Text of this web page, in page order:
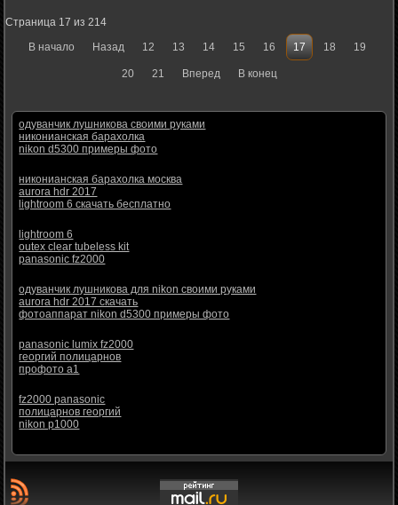
Страница 17 из 214
В начало
Назад 12 13 14 15 16 17 18 19
20 21 Вперед В конец
одуванчик лушникова своими руками
никонианская барахолка
nikon d5300 примеры фото
никонианская барахолка москва
aurora hdr 2017
lightroom 6 скачать бесплатно
lightroom 6
outex clear tubeless kit
panasonic fz2000
одуванчик лушникова для nikon своими руками
aurora hdr 2017 скачать
фотоаппарат nikon d5300 примеры фото
panasonic lumix fz2000
георгий полицарнов
профото а1
fz2000 panasonic
полицарнов георгий
nikon p1000